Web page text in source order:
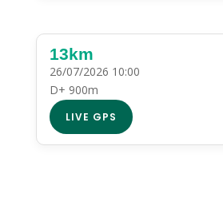
13km
26/07/2026 10:00
D+ 900m
LIVE GPS